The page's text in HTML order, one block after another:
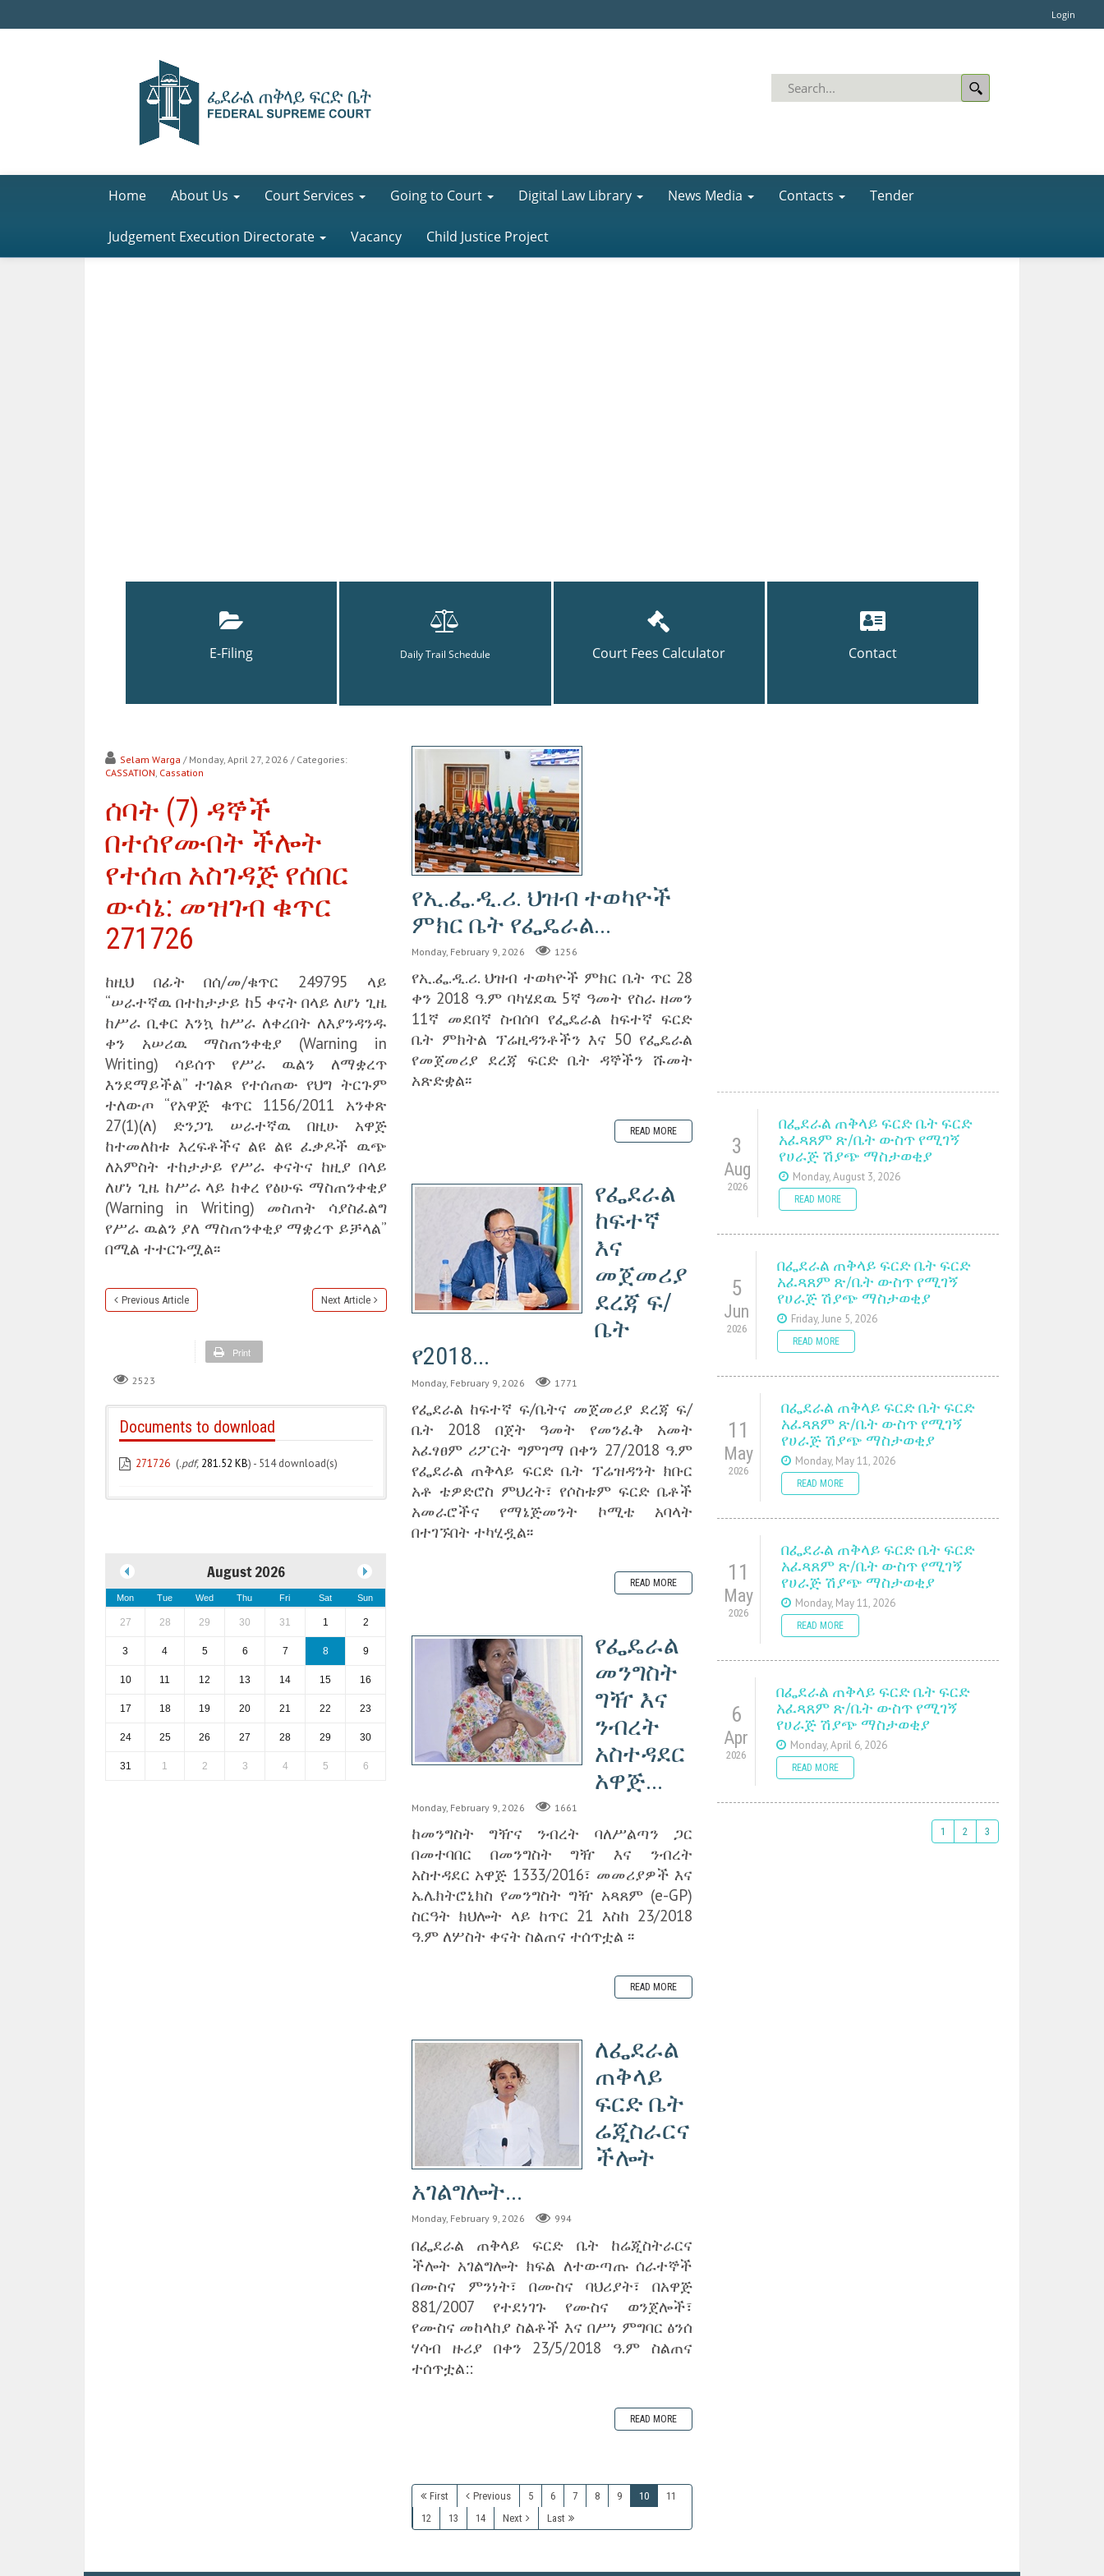
Login
Home About Us Court Services Going to Court Digital Law Library News Media Contacts Tender
Judgement Execution Directorate Vacancy Child Justice Project
E-Filing Daily Trail Schedule Court Fees Calculator Contact
Selam Warga / Monday, April 27, 2026 / Categories:
CASSATION, Cassation
ሰባት (7) ዳኞች
በተሰየሙበት ችሎት
የተሰጠ አስገዳጅ የሰበር
ውሳኔ: መዝገብ ቁጥር
271726
ከዚህ በፊት በሰ/መ/ቁጥር 249795 ላይ
“ሠራተኛዉ በተከታታይ ከ5 ቀናት በላይ ለሆነ ጊዜ
ከሥራ ቢቀር እንኳ ከሥራ ለቀረበት ለእያንዳንዱ
ቀን አሠሪዉ ማስጠንቀቂያ (Warning in
Writing) ሳይሰጥ የሥራ ዉልን ለማቋረጥ
እንደማይችል” ተገልጾ የተሰጠው የህግ ትርጉም
ተለውጦ “የአዋጅ ቁጥር 1156/2011 አንቀጽ
27(1)(ለ) ድንጋጌ ሠራተኛዉ በዚሁ አዋጅ
ከተመለከቱ እረፍቶችና ልዩ ልዩ ፈቃዶች ዉጭ
ለአምስት ተከታታይ የሥራ ቀናትና ከዚያ በላይ
ለሆነ ጊዜ ከሥራ ላይ ከቀረ የፅሁፍ ማስጠንቀቂያ
(Warning in Writing) መስጠት ሳያስፈልግ
የሥራ ዉልን ያለ ማስጠንቀቂያ ማቋረጥ ይቻላል”
በሚል ተተርጉሟል፡፡
Previous Article Next Article
Print
2523
Documents to download
271726 (.pdf, 281.52 KB) - 514 download(s)
August 2026
Mon Tue Wed Thu Fri Sat Sun
27 28 29 30 31 1 2
3 4 5 6 7 8 9
10 11 12 13 14 15 16
17 18 19 20 21 22 23
24 25 26 27 28 29 30
31 1 2 3 4 5 6
የኢ.ፌ.ዲ.ሪ. ህዝብ ተወካዮች
ምክር ቤት የፌዴራል...
Monday, February 9, 2026 1256
የኢ.ፌ.ዲ.ሪ. ህዝብ ተወካዮች ምክር ቤት ጥር 28
ቀን 2018 ዓ.ም ባካሄደዉ 5ኛ ዓመት የስራ ዘመን
11ኛ መደበኛ ስብሰባ የፌዴራል ከፍተኛ ፍርድ
ቤት ምክትል ፕሬዚዳንቶችን እና 50 የፌዴራል
የመጀመሪያ ደረጃ ፍርድ ቤት ዳኞችን ሹመት
አጽድቋል፡፡
READ MORE
የፌደራል
ከፍተኛ
እና
መጀመሪያ
ደረጃ ፍ/
ቤት
የ2018...
Monday, February 9, 2026 1771
የፌደራል ከፍተኛ ፍ/ቤትና መጀመሪያ ደረጃ ፍ/
ቤት 2018 በጀት ዓመት የመንፈቅ አመት
አፈፃፀም ሪፖርት ግምገማ በቀን 27/2018 ዓ.ም
የፌደራል ጠቅላይ ፍርድ ቤት ፕሬዝዳንት ክቡር
አቶ ቴዎድሮስ ምህረት፣ የሶስቱም ፍርድ ቤቶች
አመራሮችና የማኔጅመንት ኮሚቴ አባላት
በተገኙበት ተካሂዷል፡፡
READ MORE
የፌዴራል
መንግስት
ግዥ እና
ንብረት
አስተዳደር
አዋጅ...
Monday, February 9, 2026 1661
ከመንግስት ግዥና ንብረት ባለሥልጣን ጋር
በመተባበር በመንግስት ግዥ እና ንብረት
አስተዳደር አዋጅ 1333/2016፣ መመሪያዎች እና
ኤሌክትሮኒክስ የመንግስት ግዥ አጻጸም (e-GP)
ስርዓት ክህሎት ላይ ከጥር 21 እስከ 23/2018
ዓ.ም ለሦስት ቀናት ስልጠና ተሰጥቷል ፡፡
READ MORE
ለፌደራል
ጠቅላይ
ፍርድ ቤት
ሬጂስራርና
ችሎት
አገልግሎት...
Monday, February 9, 2026 994
በፌደራል ጠቅላይ ፍርድ ቤት ከሬጂስትራርና
ችሎት አገልግሎት ክፍል ለተውጣጡ ሰራተኞች
በሙስና ምንነት፣ በሙስና ባህሪያት፣ በአዋጅ
881/2007 የተደነገጉ የሙስና ወንጀሎች፣
የሙስና መከላከያ ስልቶች እና በሥነ ምግባር ፅንሰ
ሃሳብ ዙሪያ በቀን 23/5/2018 ዓ.ም ስልጠና
ተሰጥቷል::
READ MORE
First Previous 5 6 7 8 9 10
11
12
13 14 Next Last
3
Aug
2026
በፌደራል ጠቅላይ ፍርድ ቤት ፍርድ
አፈጻጸም ጽ/ቤት ውስጥ የሚገኝ
የሀራጅ ሽያጭ ማስታወቂያ
Monday, August 3, 2026
READ MORE
5
Jun
2026
በፌደራል ጠቅላይ ፍርድ ቤት ፍርድ
አፈጻጸም ጽ/ቤት ውስጥ የሚገኝ
የሀራጅ ሽያጭ ማስታወቂያ
Friday, June 5, 2026
READ MORE
11
May
2026
በፌደራል ጠቅላይ ፍርድ ቤት ፍርድ
አፈጻጸም ጽ/ቤት ውስጥ የሚገኝ
የሀራጅ ሽያጭ ማስታወቂያ
Monday, May 11, 2026
READ MORE
11
May
2026
በፌደራል ጠቅላይ ፍርድ ቤት ፍርድ
አፈጻጸም ጽ/ቤት ውስጥ የሚገኝ
የሀራጅ ሽያጭ ማስታወቂያ
Monday, May 11, 2026
READ MORE
6
Apr
2026
በፌደራል ጠቅላይ ፍርድ ቤት ፍርድ
አፈጻጸም ጽ/ቤት ውስጥ የሚገኝ
የሀራጅ ሽያጭ ማስታወቂያ
Monday, April 6, 2026
READ MORE
1 2 3